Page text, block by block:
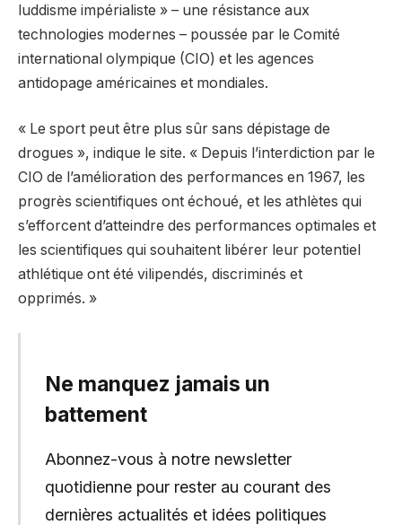
luddisme impérialiste » – une résistance aux
technologies modernes – poussée par le Comité
international olympique (CIO) et les agences
antidopage américaines et mondiales.
« Le sport peut être plus sûr sans dépistage de
drogues », indique le site. « Depuis l’interdiction par le
CIO de l’amélioration des performances en 1967, les
progrès scientifiques ont échoué, et les athlètes qui
s’efforcent d’atteindre des performances optimales et
les scientifiques qui souhaitent libérer leur potentiel
athlétique ont été vilipendés, discriminés et
opprimés. »
Ne manquez jamais un
battement
Abonnez-vous à notre newsletter
quotidienne pour rester au courant des
dernières actualités et idées politiques